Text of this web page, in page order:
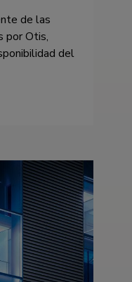
de las
por Otis,
del